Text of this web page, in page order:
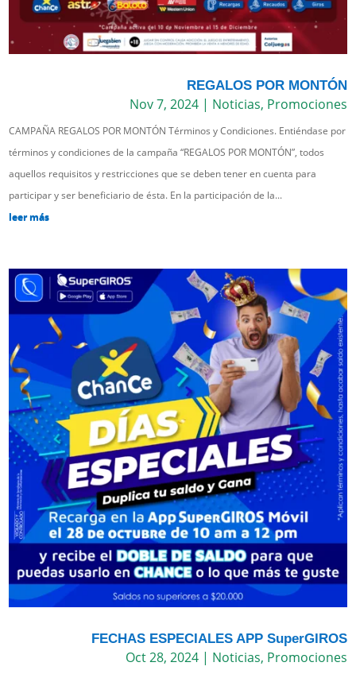
REGALOS POR MONTÓN
Nov 7, 2024| Noticias, Promociones
CAMPAÑA REGALOS POR MONTÓN Términos y Condiciones. Entiéndase por
términos y condiciones de la campaña “REGALOS POR MONTÓN”, todos
aquellos requisitos y restricciones que se deben tener en cuenta para
participar y ser beneficiario de ésta. En la participación de la...
leer más
FECHAS ESPECIALES APP SuperGIROS
Oct 28, 2024| Noticias, Promociones